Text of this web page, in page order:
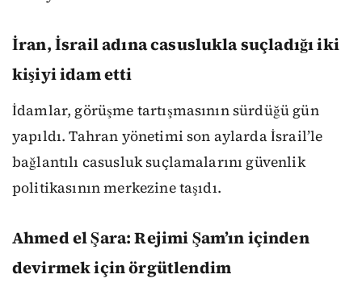
İran, İsrail adına casuslukla suçladığı iki
kişiyi idam etti
İdamlar, görüşme tartışmasının sürdüğü gün
yapıldı. Tahran yönetimi son aylarda İsrail’le
bağlantılı casusluk suçlamalarını güvenlik
politikasının merkezine taşıdı.
Ahmed el Şara: Rejimi Şam’ın içinden
devirmek için örgütlendim